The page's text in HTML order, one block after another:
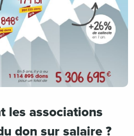
les associations
don sur salaire ?